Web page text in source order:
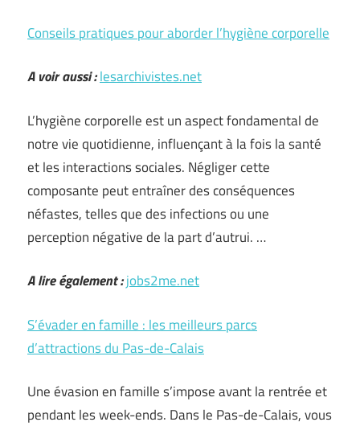
Conseils pratiques pour aborder l’hygiène corporelle
A voir aussi :lesarchivistes.net
L’hygiène corporelle est un aspect fondamental de
notre vie quotidienne, influençant à la fois la santé
et les interactions sociales. Négliger cette
composante peut entraîner des conséquences
néfastes, telles que des infections ou une
perception négative de la part d’autrui. …
A lire également :jobs2me.net
S’évader en famille : les meilleurs parcs
d’attractions du Pas-de-Calais
Une évasion en famille s’impose avant la rentrée et
pendant les week-ends. Dans le Pas-de-Calais, vous